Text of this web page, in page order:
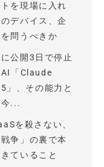
を現場に入れ
デバイス、企
問うべきか
公開3日で停止
AI「Claude
」、その能力と
...
を殺さない、
戦争」の裏で本
ていること